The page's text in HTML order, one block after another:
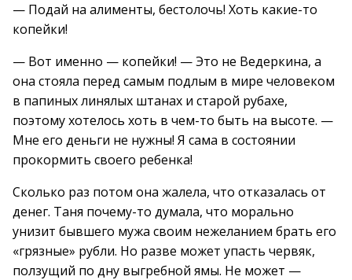
— Подай на алименты, бестолочь! Хоть какие-то
копейки!
— Вот именно — копейки! — Это не Ведеркина, а
она стояла перед самым подлым в мире человеком
в папиных линялых штанах и старой рубахе,
поэтому хотелось хоть в чем-то быть на высоте. —
Мне его деньги не нужны! Я сама в состоянии
прокормить своего ребенка!
Сколько раз потом она жалела, что отказалась от
денег. Таня почему-то думала, что морально
унизит бывшего мужа своим нежеланием брать его
«грязные» рубли. Но разве может упасть червяк,
ползущий по дну выгребной ямы. Не может —